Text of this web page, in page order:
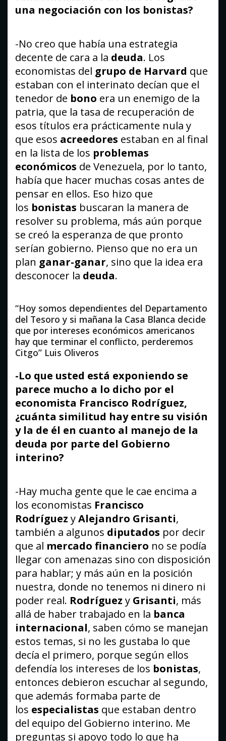
una negociación con los bonistas?
-No creo que había una estrategia
decente de cara a la deuda. Los
economistas del grupo de Harvard que
estaban con el interinato decían que el
tenedor de bono era un enemigo de la
patria, que la tasa de recuperación de
esos títulos era prácticamente nula y
que esos acreedores estaban en al final
en la lista de los problemas
económicos de Venezuela, por lo tanto,
había que hacer muchas cosas antes de
pensar en ellos. Eso hizo que
los bonistas buscaran la manera de
resolver su problema, más aún porque
se creó la esperanza de que pronto
serían gobierno. Pienso que no era un
plan ganar-ganar, sino que la idea era
desconocer la deuda.
“Hoy somos dependientes del Departamento
del Tesoro y si mañana la Casa Blanca decide
que por intereses económicos americanos
hay que terminar el conflicto, perderemos
Citgo” Luis Oliveros
-Lo que usted está exponiendo se
parece mucho a lo dicho por el
economista Francisco Rodríguez,
¿cuánta similitud hay entre su visión
y la de él en cuanto al manejo de la
deuda por parte del Gobierno
interino?
-Hay mucha gente que le cae encima a
los economistas Francisco
Rodríguez yAlejandro Grisanti,
también a algunos diputados por decir
que al mercado financiero no se podía
llegar con amenazas sino con disposición
para hablar; y más aún en la posición
nuestra, donde no tenemos ni dinero ni
poder real. Rodríguez y Grisanti, más
allá de haber trabajado en la banca
internacional, saben cómo se manejan
estos temas, si no les gustaba lo que
decía el primero, porque según ellos
defendía los intereses de los bonistas,
entonces debieron escuchar al segundo,
que además formaba parte de
los especialistas que estaban dentro
del equipo del Gobierno interino. Me
preguntas si apoyo todo lo que ha